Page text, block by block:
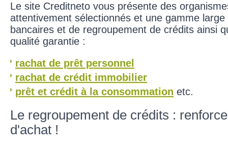
Le site Creditneto vous présente des
attentivement sélectionnés et une gamme
bancaires et de regroupement de crédits ainsi
qualité garantie :
rachat de prêt personnel
rachat de crédit immobilier
prêt et crédit à la consommation etc.
Le regroupement de crédits :
d'achat !